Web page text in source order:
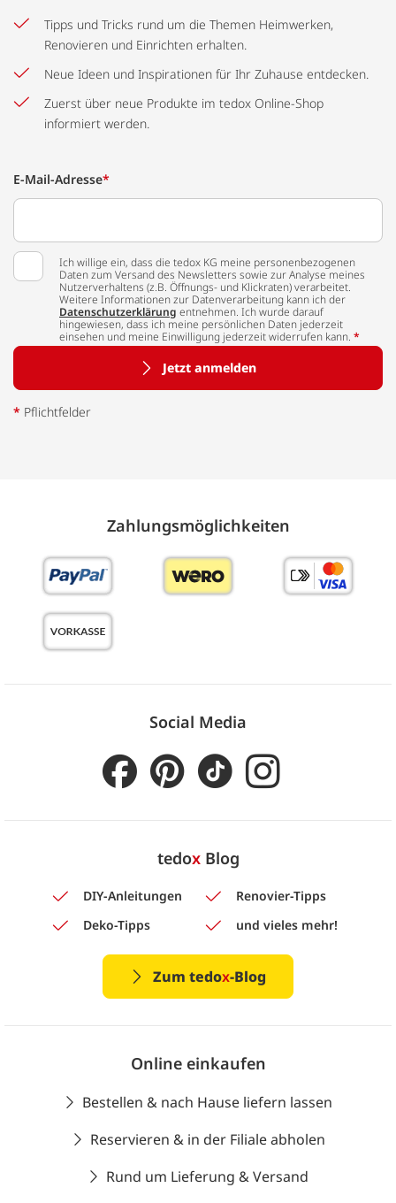
Tipps und Tricks rund um die Themen Heimwerken,
Renovieren und Einrichten erhalten.
Neue Ideen und Inspirationen für Ihr Zuhause entdecken.
Zuerst über neue Produkte im tedox Online-Shop
informiert werden.
E-Mail-Adresse*
Ich willige ein, dass die tedox KG meine personenbezogenen
Daten zum Versand des Newsletters sowie zur Analyse meines
Nutzerverhaltens (z.B. Öffnungs- und Klickraten) verarbeitet.
Weitere Informationen zur Datenverarbeitung kann ich der
Datenschutzerklärung entnehmen. Ich wurde darauf
hingewiesen, dass ich meine persönlichen Daten jederzeit
einsehen und meine Einwilligung jederzeit widerrufen kann. *
Jetzt anmelden
* Pflichtfelder
Zahlungs­möglich­keiten
Social Media
tedoxBlog
DIY-Anleitungen
Renovier-Tipps
Deko-Tipps
und vieles mehr!
Zum tedox-Blog
Online einkaufen
Bestellen & nach Hause liefern lassen
Reservieren & in der Filiale abholen
Rund um Lieferung & Versand